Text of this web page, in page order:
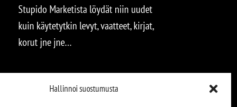
Hallinnoi suostumusta
Stupido Marketista löydät niin uudet
kuin käytetytkin levyt, vaatteet, kirjat,
korut jne jne…